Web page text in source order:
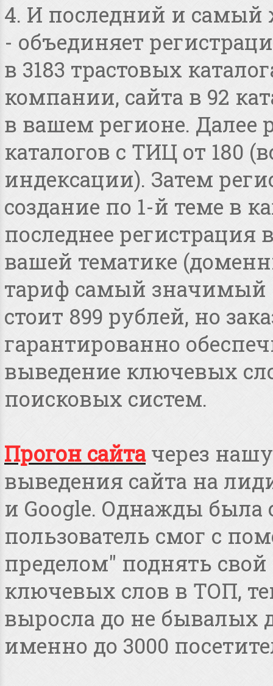
4. И последний и
- объединяет
в 3183 трастовых
компании, сайта в 92
в вашем регионе. Далее
каталогов с ТИЦ от 180
индексации). Затем
создание по 1-й теме в
последнее регистрация
вашей тематике
тариф самый значимый
стоит 899 рублей, но
гарантированно
выведение ключевых
поисковых систем.
Прогон сайта через
выведения сайта на
и Google. Однажды была
пользователь смог с
пределом" поднять свой
ключевых слов в ТОП,
выросла до не бывалых
именно до 3000